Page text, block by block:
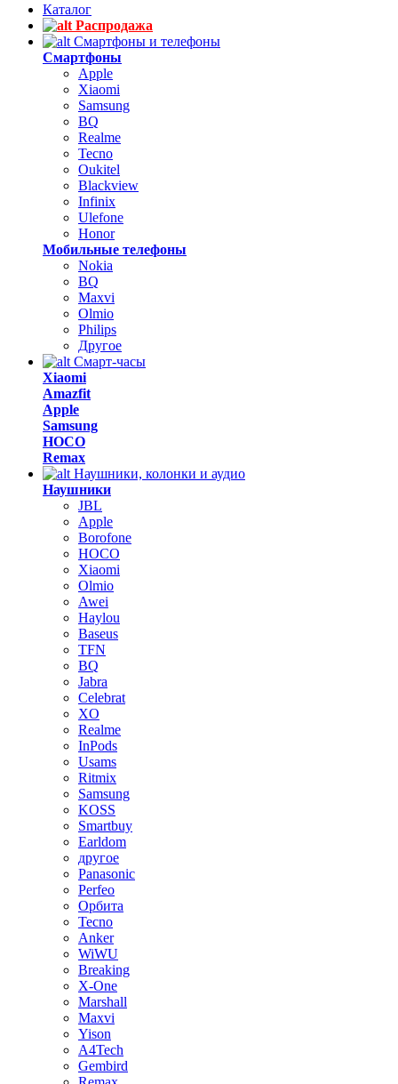
Каталог
Распродажа
Смартфоны и телефоны
Смартфоны
Apple
Xiaomi
Samsung
BQ
Realme
Tecno
Oukitel
Blackview
Infinix
Ulefone
Honor
Мобильные телефоны
Nokia
BQ
Maxvi
Olmio
Philips
Другое
Смарт-часы
Xiaomi
Amazfit
Apple
Samsung
HOCO
Remax
Наушники, колонки и аудио
Наушники
JBL
Apple
Borofone
HOCO
Xiaomi
Olmio
Awei
Haylou
Baseus
TFN
BQ
Jabra
Celebrat
XO
Realme
InPods
Usams
Ritmix
Samsung
KOSS
Smartbuy
Earldom
другое
Panasonic
Perfeo
Орбита
Tecno
Anker
WiWU
Breaking
X-One
Marshall
Maxvi
Yison
A4Tech
Gembird